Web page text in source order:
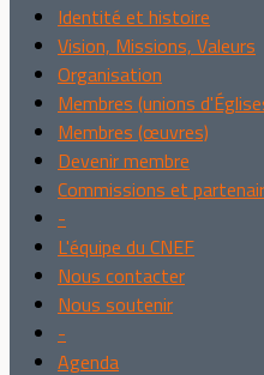
Identité et histoire
Vision, Missions, Valeurs
Organisation
Membres (unions
Membres (œuvres)
Devenir membre
Commissions et
-
L'équipe du CNEF
Nous contacter
Nous soutenir
-
Agenda